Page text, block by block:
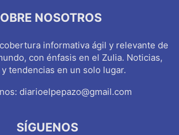
NOSOTROS
informativa ágil y relevante de
con énfasis en el Zulia. Noticias,
tendencias en un solo lugar.
diarioelpepazo@gmail.com
SÍGUENOS